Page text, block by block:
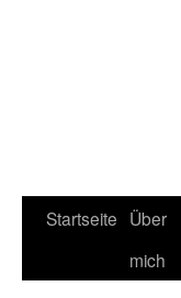
Zum
Startseite Über
mich